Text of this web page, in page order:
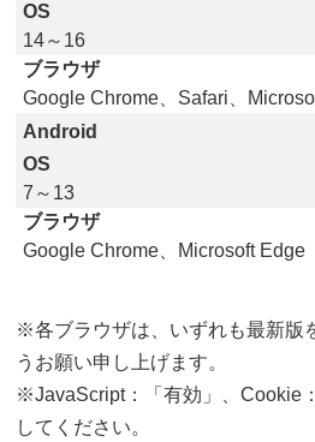
OS
14～16
ブラウザ
Google Chrome、Safari、
Android
OS
7～13
ブラウザ
Google Chrome、Microsoft Edge
※各ブラウザは、いずれも最新版
うお願い申し上げます。
※JavaScript：「有効」、Cookie
してください。